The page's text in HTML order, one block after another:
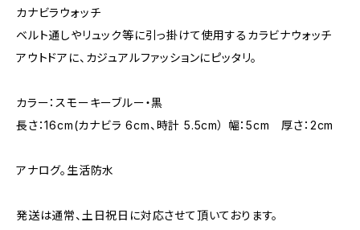
カナビラウォッチ
ベルト通しやリュック等に引っ掛けて使用するカラビナウォッチ
アウトドアに、カジュアルファッションにピッタリ。
カラー：スモーキーブルー・黒
長さ：16cm(カナビラ 6cm、時計 5.5cm） 幅：5cm 厚さ：2cm
アナログ。生活防水
発送は通常、土日祝日に対応させて頂いております。